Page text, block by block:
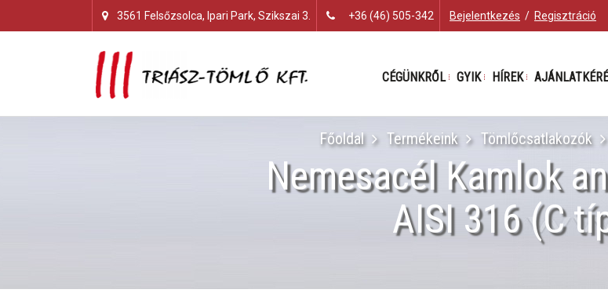
3561 Felsőzsolca, Ipari Park, Szikszai 3. +36 (46) 505-342 Bejelentkezés / Regisztráció
CÉGÜNKRŐL GYIK HÍREK
Főoldal Termékeink Tömlőcsatlakozók
Nemesacél Kamlok
AISI 316 (C